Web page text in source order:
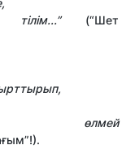
тілім...”
(“Шет
өлмей